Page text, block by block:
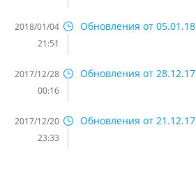
2018/01/04
21:51
Обновления от 05.01.18
2017/12/28
00:16
Обновления от 28.12.17
2017/12/20
23:33
Обновления от 21.12.17